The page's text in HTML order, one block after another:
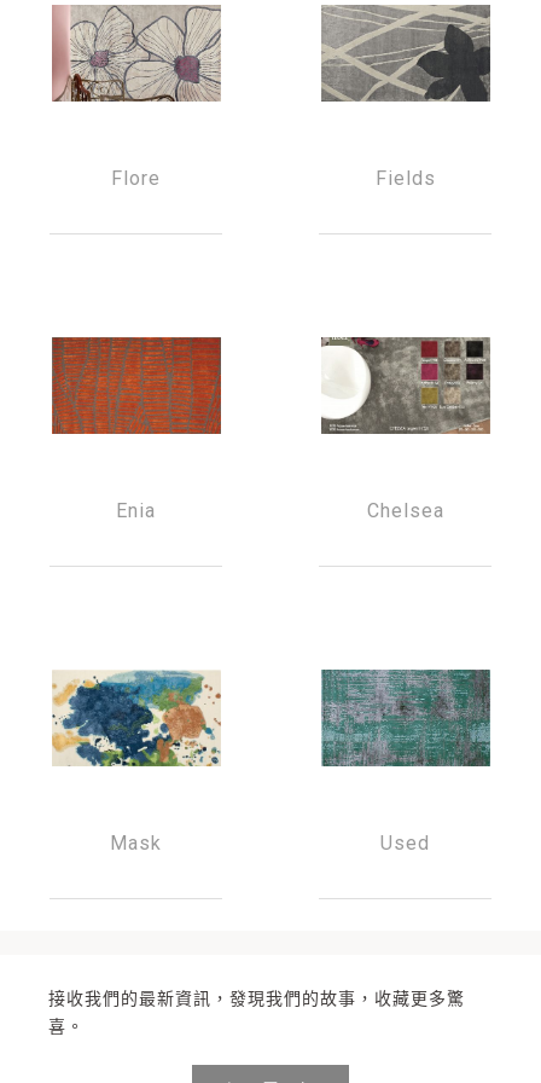
Flore Fields
Enia Chelsea
Mask Used
接收我們的最新資訊，發現我們的故事，收藏更多驚
喜。